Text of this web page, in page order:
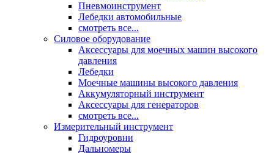
Пневмоинструмент
Лебедки автомобильные
смотреть все...
Силовое оборудование
Аксессуары для моечных машин высокого
давления
Лебедки
Моечные машины высокого давления
Аккумуляторный инструмент
Аксессуары для генераторов
смотреть все...
Измерительный инструмент
Гидроуровни
Дальномеры